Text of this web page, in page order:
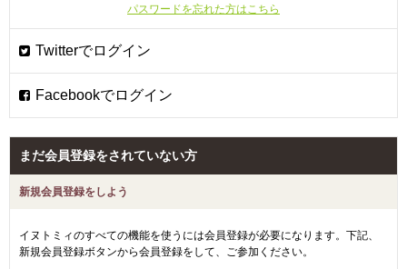
パスワードを忘れた方はこちら
まだ会員登録をされていない方
新規会員登録をしよう
イヌトミィのすべての機能を使うには会員登録が必要になります。下記、
新規会員登録ボタンから会員登録をして、ご参加ください。